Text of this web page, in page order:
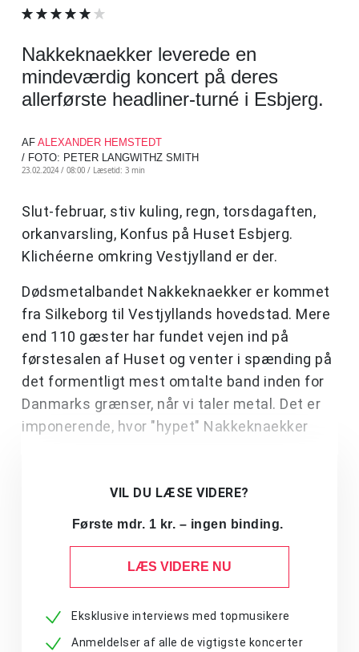
Nakkeknaekker leverede en
mindeværdig koncert på deres
allerførste headliner-turné i Esbjerg.
AF ALEXANDER HEMSTEDT
/ FOTO: PETER LANGWITHZ SMITH
23.02.2024 / 08:00 / Læsetid: 3 min
Slut-februar, stiv kuling, regn, torsdagaften,
orkanvarsling, Konfus på Huset Esbjerg.
Klichéerne omkring Vestjylland er der.
Dødsmetalbandet Nakkeknaekker er kommet
fra Silkeborg til Vestjyllands hovedstad. Mere
end 110 gæster har fundet vejen ind på
førstesalen af Huset og venter i spænding på
det formentligt mest omtalte band inden for
Danmarks grænser, når vi taler metal. Det er
imponerende, hvor "hypet" Nakkeknaekker
VIL DU LÆSE VIDERE?
Første mdr. 1 kr. – ingen binding.
LÆS VIDERE NU
Eksklusive interviews med topmusikere
Anmeldelser af alle de vigtigste koncerter